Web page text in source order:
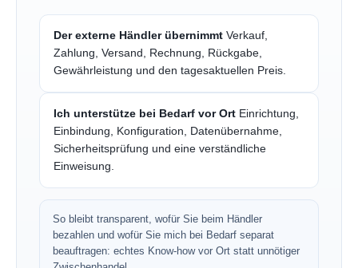
Der externe Händler übernimmt Verkauf,
Zahlung, Versand, Rechnung, Rückgabe,
Gewährleistung und den tagesaktuellen Preis.
Ich unterstütze bei Bedarf vor Ort Einrichtung,
Einbindung, Konfiguration, Datenübernahme,
Sicherheitsprüfung und eine verständliche
Einweisung.
So bleibt transparent, wofür Sie beim Händler
bezahlen und wofür Sie mich bei Bedarf separat
beauftragen: echtes Know-how vor Ort statt unnötiger